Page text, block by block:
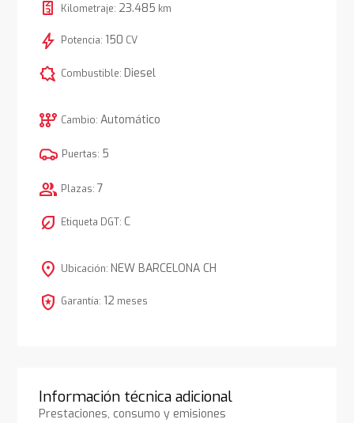
Kilometraje: 23.485 km
bolt Potencia: 150 CV
comic_bubble Combustible: Diesel
auto_transmission Cambio: Automático
Puertas: 5
group Plazas: 7
nest_eco_leaf Etiqueta DGT: C
location_on Ubicación: NEW BARCELONA CH
local_police Garantía: 12 meses
Información técnica adicional
Prestaciones, consumo y emisiones